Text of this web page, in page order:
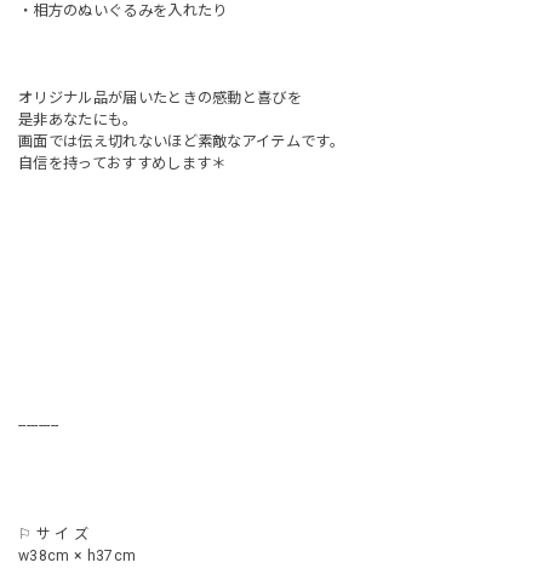
・相方のぬいぐるみを入れたり
オリジナル品が届いたときの感動と喜びを
是非あなたにも。
画面では伝え切れないほど素敵なアイテムです。
自信を持っておすすめします＊
----------
⚐ サ イ ズ
w38cm × h37cm